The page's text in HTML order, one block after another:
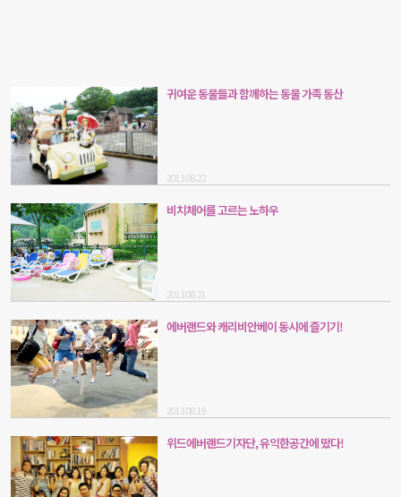
귀여운 동물들과 함께하는 동물 가족 동산
2013.08.22
비치체어를 고르는 노하우
2013.08.21
에버랜드와 캐리비안베이 동시에 즐기기!
2013.08.19
위드에버랜드기자단, 유익한공간에 떴다!